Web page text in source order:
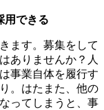
用できる
ます。募集をして
ありませんか？人
事業自体を履行す
。はたまた、他の
ってしまうと、事